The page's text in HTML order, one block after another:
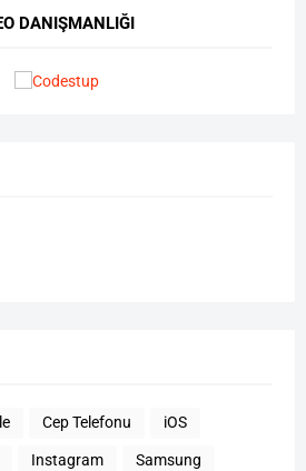
DANIŞMANLIĞI
Cep Telefonu iOS
Instagram Samsung